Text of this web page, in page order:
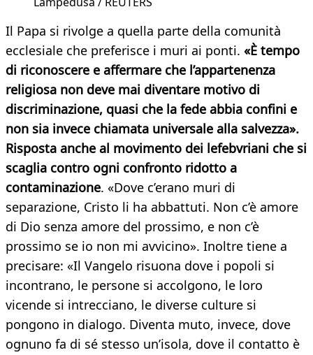
Il Papa si rivolge a quella parte della comunità
ecclesiale che preferisce i muri ai ponti. «È tempo
di riconoscere e affermare che l’appartenenza
religiosa non deve mai diventare motivo di
discriminazione, quasi che la fede abbia confini e
non sia invece chiamata universale alla salvezza».
Risposta anche al movimento dei lefebvriani che si
scaglia contro ogni confronto ridotto a
contaminazione. «Dove c’erano muri di
separazione, Cristo li ha abbattuti. Non c’è amore
di Dio senza amore del prossimo, e non c’è
prossimo se io non mi avvicino». Inoltre tiene a
precisare: «Il Vangelo risuona dove i popoli si
incontrano, le persone si accolgono, le loro
vicende si intrecciano, le diverse culture si
pongono in dialogo. Diventa muto, invece, dove
ognuno fa di sé stesso un’isola, dove il contatto è